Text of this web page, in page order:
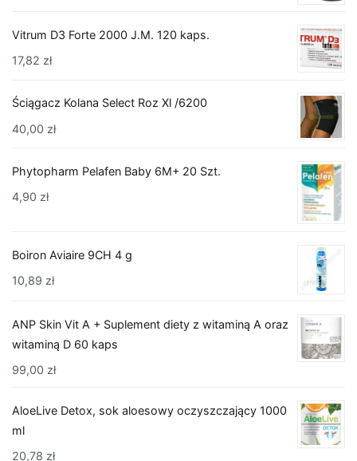
Vitrum D3 Forte 2000 J.M. 120 kaps.
17,82 zł
Ściągacz Kolana Select Roz Xl /6200
40,00 zł
Phytopharm Pelafen Baby 6M+ 20 Szt.
4,90 zł
Boiron Aviaire 9CH 4 g
10,89 zł
ANP Skin Vit A + Suplement diety z witaminą A oraz
witaminą D 60 kaps
99,00 zł
AloeLive Detox, sok aloesowy oczyszczający 1000
ml
20,78 zł